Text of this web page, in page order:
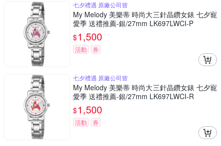
七夕禮遇 原廠公司貨
My Melody 美樂蒂 時尚大三針晶鑽女錶 七夕寵
愛季 送禮推薦-銀/27mm LK697LWCI-P
$1,500
活動 券
七夕禮遇 原廠公司貨
My Melody 美樂蒂 時尚大三針晶鑽女錶 七夕寵
愛季 送禮推薦-銀/27mm LK697LWCI-R
$1,500
活動 券